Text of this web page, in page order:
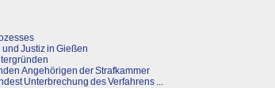
Justiz in Gießen
Angehörigen der Strafkammer
Unterbrechung des Verfahrens ...